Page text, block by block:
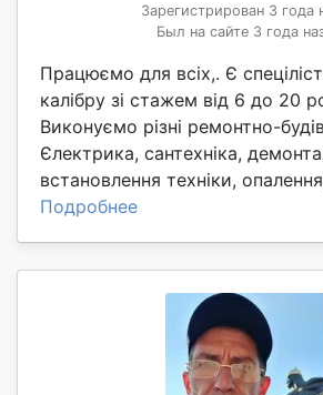
Зарегистрирован 3 года
Был на сайте 3 года
Працюємо для всіх,. Є
калібру зі стажем від 6 до 20
Виконуємо різні ремонтно-
Єлектрика, сантехніка,
встановлення техніки,
Подробнее